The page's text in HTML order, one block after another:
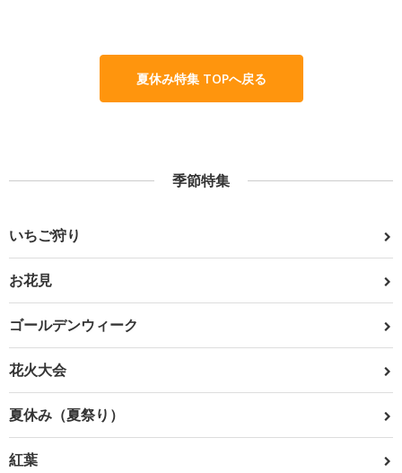
夏休み特集 TOPへ戻る
季節特集
いちご狩り
お花見
ゴールデンウィーク
花火大会
夏休み（夏祭り）
紅葉